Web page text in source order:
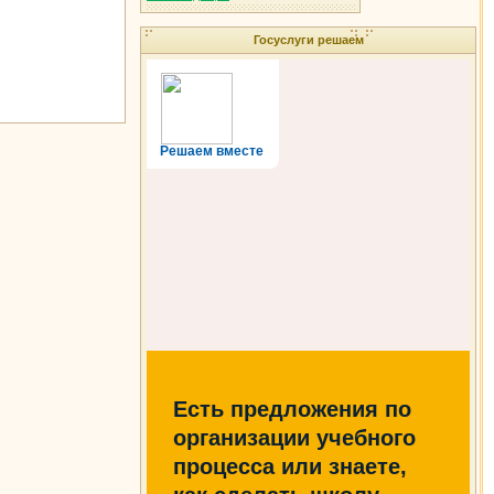
Госуслуги решаем
Решаем вместе
Есть предложения по
организации учебного
процесса или знаете,